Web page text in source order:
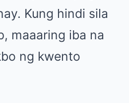
Kung hindi sila
maaaring iba na
ng kwento